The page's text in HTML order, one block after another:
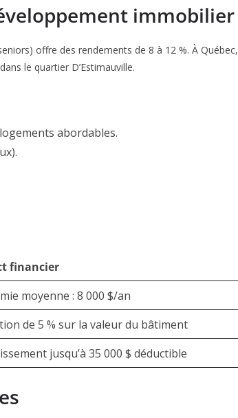
immobilier
offre des rendements de 8 à 12 %. À Québec,
le quartier D’Estimauville.
abordables.
.
financier
moyenne : 8 000 $/an
de 5 % sur la valeur du bâtiment
jusqu’à 35 000 $ déductible